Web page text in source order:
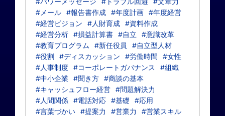
#メール #報告書作成 #年度計画 #年度経営
#経営ビジョン
#人財育成 #資料作成
#経営分析 #損益計算書 #自立
#意識改革
#教育プログラム
#新任役員
#自立型人材
#役割 #ディスカッション #労働時間
#女性
#人事制度 #コーポレートガバナンス
#組織
#中小企業 #聞き方 #商談の基本
#キャッシュフロー経営 #問題解決力
#人間関係 #電話対応 #基礎
#応用
#言葉づかい #提案力 #営業力
#営業スキル